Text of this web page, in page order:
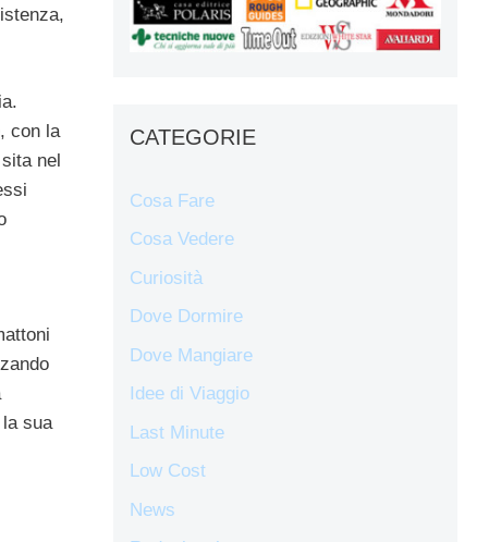
, con la
nel
sua
CATEGORIE
Cosa Fare
Cosa Vedere
Curiosità
Dove Dormire
Dove Mangiare
Idee di Viaggio
Last Minute
Low Cost
News